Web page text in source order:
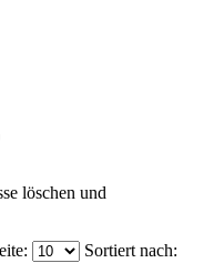
löschen und
: Sortiert nach: